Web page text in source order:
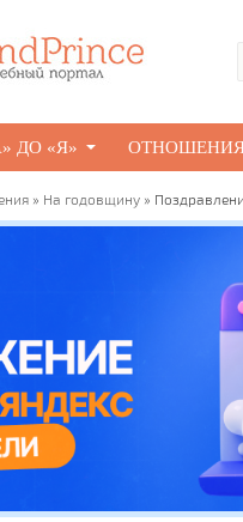
ДО «Я»
» На годовщину »